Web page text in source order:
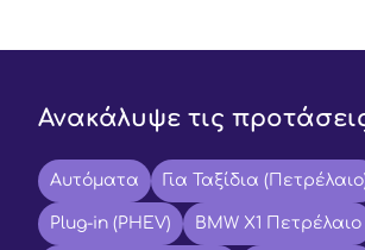
Ανακάλυψε τις
Αυτόματα Για Ταξίδια
Plug-in (PHEV) BMW X1 Πετρέλαιο